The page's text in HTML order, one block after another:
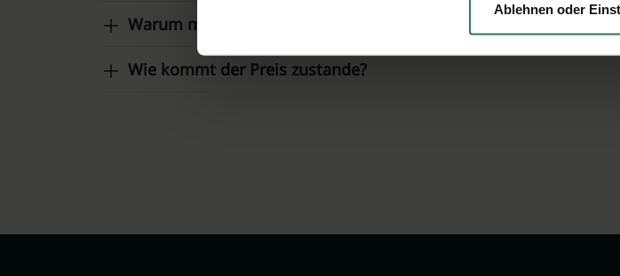
Ablehnen oder
Warum muss ich eine Anfrage ausfüllen?
Wie kommt der Preis zustande?